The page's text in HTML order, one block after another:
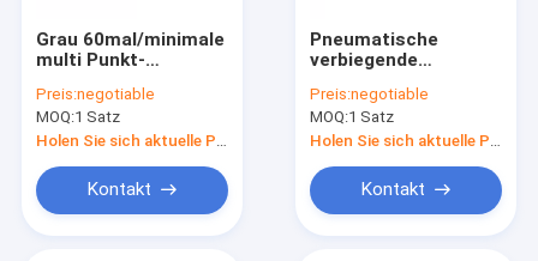
Grau 60mal/minimale
multi Punkt-
Maschine für Galerie
des erdverlegten
Rohrs
Preis:negotiable
MOQ:1 Satz
Kontakt
Pneumatische
verbiegende
ISO-Breiten-3300mm
Preis:negotiable
MOQ:1 Satz
Kontakt